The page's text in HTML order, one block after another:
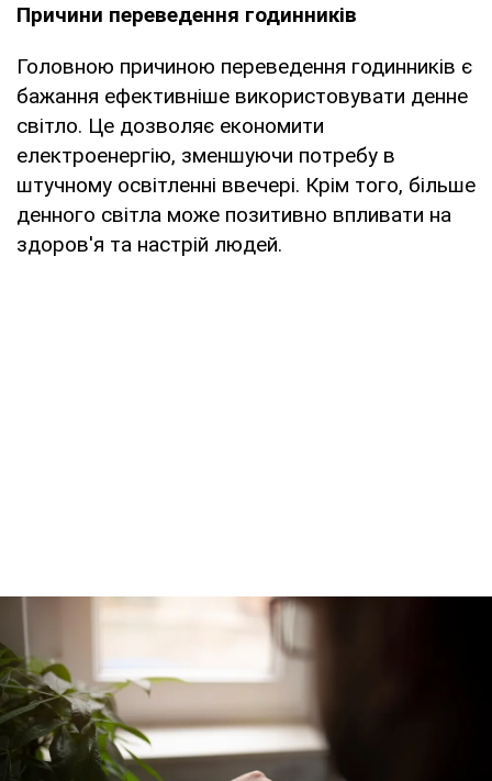
Причини переведення годинників
Головною причиною переведення годинників є
бажання ефективніше використовувати денне
світло. Це дозволяє економити
електроенергію, зменшуючи потребу в
штучному освітленні ввечері. Крім того, більше
денного світла може позитивно впливати на
здоров'я та настрій людей.